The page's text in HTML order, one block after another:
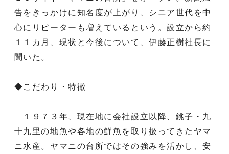
告をきっかけに知名度が上がり、シニア世代を中
心にリピーターも増えているという。設立から約
１１カ月、現状と今後について、伊藤正樹社長に
聞いた。
◆こだわり・特徴
１９７３年、現在地に会社設立以降、銚子・九
十九里の地魚や各地の鮮魚を取り扱ってきたヤマ
ニ水産。ヤマニの台所ではその強みを活かし、安